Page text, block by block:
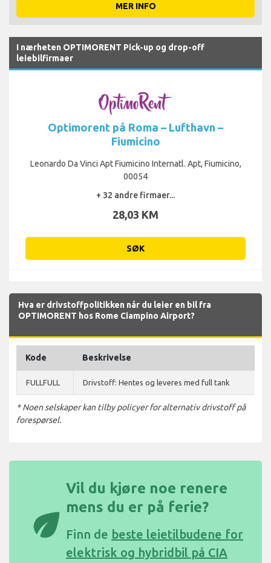
MER INFO
I nærheten OPTIMORENT Pick-up og drop-off
leiebilfirmaer
Optimorent på Roma – Lufthavn –
Fiumicino
Leonardo Da Vinci Apt Fiumicino Internatl. Apt, Fiumicino,
00054
+ 32 andre firmaer...
28,03 KM
SØK
Hva er drivstoffpolitikken når du leier en bil fra
OPTIMORENT hos Rome Ciampino Airport?
Kode Beskrivelse
FULLFULL Drivstoff: Hentes og leveres med full tank
* Noen selskaper kan tilby policyer for alternativ drivstoff på
forespørsel.
eco
Vil du kjøre noe renere
mens du er på ferie?
Finn de beste leietilbudene for
elektrisk og hybridbil på CIA